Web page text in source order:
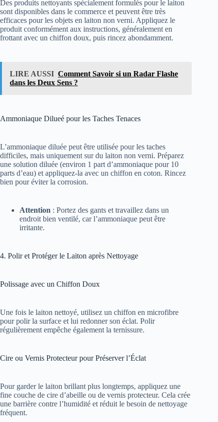
Des produits nettoyants spécialement formulés pour le laiton
sont disponibles dans le commerce et peuvent être très
efficaces pour les objets en laiton non verni. Appliquez le
produit conformément aux instructions, généralement en
frottant avec un chiffon doux, puis rincez abondamment.
LIRE AUSSI Comment Savoir si un Radar Flashe
dans les Deux Sens ?
Ammoniaque Dilueé pour les Taches Tenaces
L’ammoniaque diluée peut être utilisée pour les taches
difficiles, mais uniquement sur du laiton non verni. Préparez
une solution diluée (environ 1 part d’ammoniaque pour 10
parts d’eau) et appliquez-la avec un chiffon en coton. Rincez
bien pour éviter la corrosion.
Attention : Portez des gants et travaillez dans un
endroit bien ventilé, car l’ammoniaque peut être
irritante.
4. Polir et Protéger le Laiton après Nettoyage
Polissage avec un Chiffon Doux
Une fois le laiton nettoyé, utilisez un chiffon en microfibre
pour polir la surface et lui redonner son éclat. Polir
régulièrement empêche également la ternissure.
Cire ou Vernis Protecteur pour Préserver l’Éclat
Pour garder le laiton brillant plus longtemps, appliquez une
fine couche de cire d’abeille ou de vernis protecteur. Cela crée
une barrière contre l’humidité et réduit le besoin de nettoyage
fréquent.